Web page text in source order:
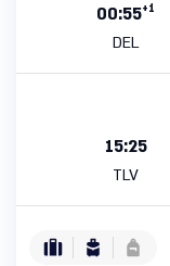
00:55+1
DEL
15:25
TLV